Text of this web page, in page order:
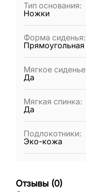
Тип основания:
Ножки
Форма сиденья:
Прямоугольная
Мягкое сиденье
Да
Мягкая спинка:
Да
Подлокотники:
Эко-кожа
Отзывы (0)